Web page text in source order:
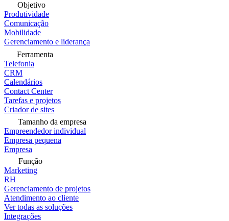
Objetivo
Produtividade
Comunicação
Mobilidade
Gerenciamento e liderança
Ferramenta
Telefonia
CRM
Calendários
Contact Center
Tarefas e projetos
Criador de sites
Tamanho da empresa
Empreendedor individual
Empresa pequena
Empresa
Função
Marketing
RH
Gerenciamento de projetos
Atendimento ao cliente
Ver todas as soluções
Integrações